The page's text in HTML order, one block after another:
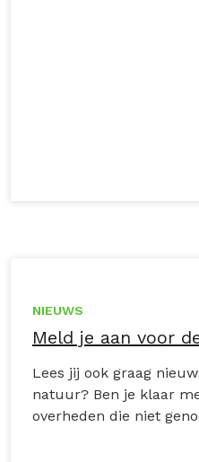
NIEUWS
Meld je aan voor
Lees jij ook graag
natuur? Ben je klaar
overheden die niet